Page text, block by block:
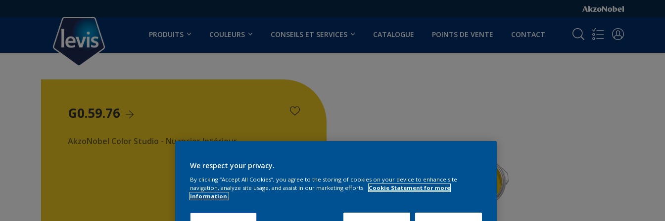
PRODUITS COULEURS CONSEILS ET SERVICES CATALOGUE POINTS DE VENTE CONTACT
G0.59.76
AkzoNobel Color Studio - Nuancier Intérieur
We respect your privacy.
By clicking “Accept All Cookies”, you agree to the storing of cookies on your device to enhance site
navigation, analyze site usage, and assist in our marketing efforts.
Cookie Statement for more
information.